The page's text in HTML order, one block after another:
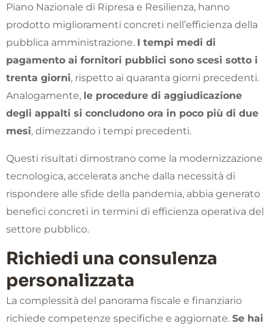
Piano Nazionale di Ripresa e Resilienza, hanno
prodotto miglioramenti concreti nell’efficienza della
pubblica amministrazione. I tempi medi di
pagamento ai fornitori pubblici sono scesi sotto i
trenta giorni, rispetto ai quaranta giorni precedenti.
Analogamente, le procedure di aggiudicazione
degli appalti si concludono ora in poco più di due
mesi, dimezzando i tempi precedenti.
Questi risultati dimostrano come la modernizzazione
tecnologica, accelerata anche dalla necessità di
rispondere alle sfide della pandemia, abbia generato
benefici concreti in termini di efficienza operativa del
settore pubblico.
Richiedi una consulenza
personalizzata
La complessità del panorama fiscale e finanziario
richiede competenze specifiche e aggiornate. Se hai